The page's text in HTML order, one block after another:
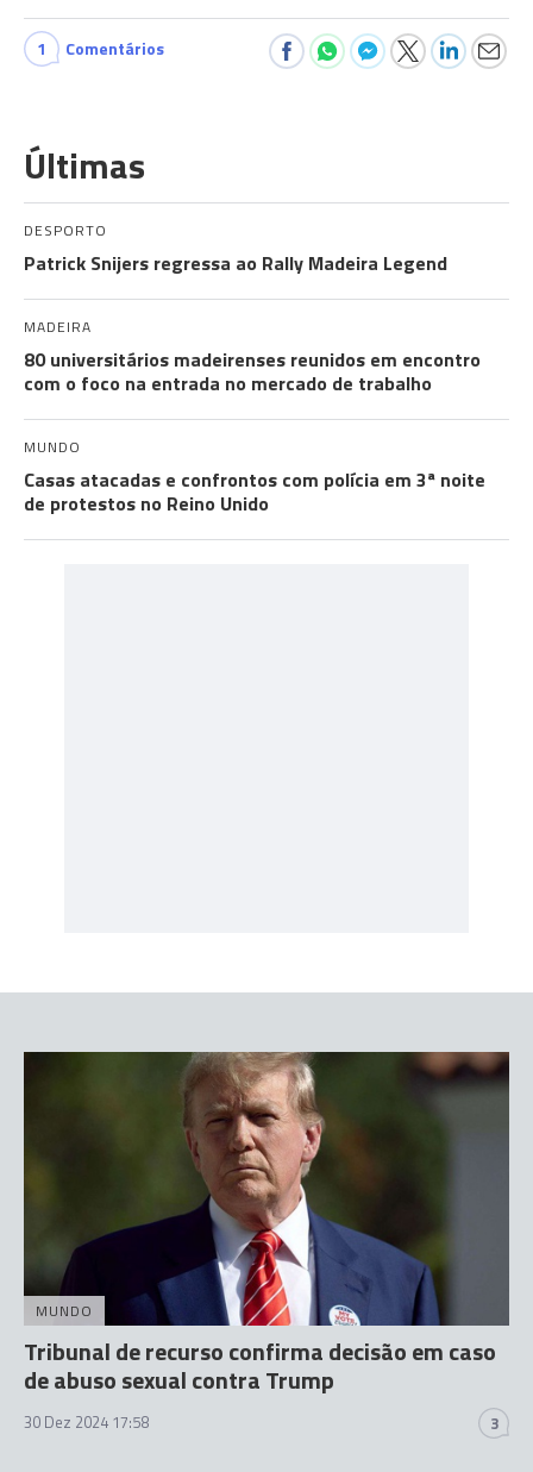
1 Comentários
Últimas
DESPORTO
Patrick Snijers regressa ao Rally Madeira Legend
MADEIRA
80 universitários madeirenses reunidos em encontro
com o foco na entrada no mercado de trabalho
MUNDO
Casas atacadas e confrontos com polícia em 3ª noite
de protestos no Reino Unido
MUNDO
Tribunal de recurso confirma decisão em caso
de abuso sexual contra Trump
30 Dez 2024 17:58 3